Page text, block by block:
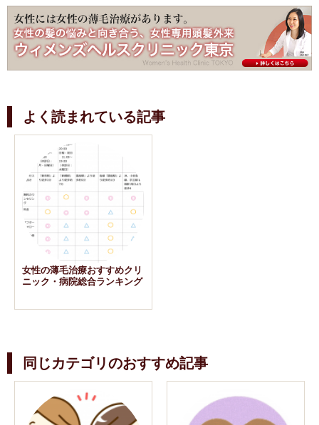
よく読まれている記事
女性の薄毛治療おすすめクリ
ニック・病院総合ランキング
同じカテゴリのおすすめ記事